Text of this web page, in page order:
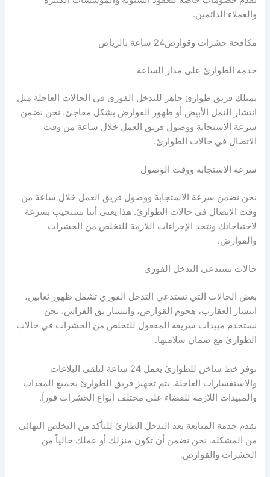
والعملاء الدائمين.
مكافحة حشرات وقوارض24 ساعة بالرياض
خدمة الطوارئ على مدار الساعة
نمتلك فريق طوارئ جاهز للتدخل الفوري في الحالات العاجلة مثل
انتشار النمل الأبيض أو ظهور القوارض بشكل مفاجئ. نحن نضمن
سرعة الاستجابة ووصول فريق العمل خلال ساعة من وقت
الاتصال في حالات الطوارئ.
سرعة الاستجابة ووقت الوصول
نحن نضمن سرعة الاستجابة ووصول فريق العمل خلال ساعة من
وقت الاتصال في حالات الطوارئ. هذا يعني أننا نستجيب بسرعة
لاحتياجاتك ونتخذ الإجراءات اللازمة للتخلص من الحشرات
والقوارض.
حالات تستدعي التدخل الفوري
بعض الحالات التي تستدعي التدخل الفوري تشمل ظهور ثعابين،
انتشار العقارب، هجوم القوارض، وانتشار بق الفراش. نحن
نستخدم مبيدات سريعة المفعول للتخلص من الحشرات في حالات
الطوارئ مع ضمان سلامتها.
نوفر خط ساخن للطوارئ يعمل 24 ساعة لتلقي البلاغات
والاستفسارات العاجلة. يتم تجهيز فريق الطوارئ بجميع المعدات
والمبيدات اللازمة للقضاء على مختلف أنواع الحشرات فوراً.
نقدم خدمة المتابعة بعد التدخل الطارئ للتأكد من التخلص النهائي
من المشكلة. نحن نضمن أن تكون منزلك أو عملك خالياً من
الحشرات والقوارض.